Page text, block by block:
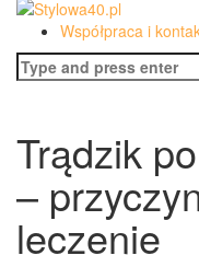
Współpraca i
Search
for:
Trądzik
–
leczenie